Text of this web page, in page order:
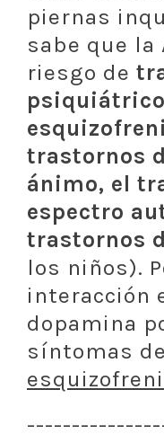
piernas
sabe que la
riesgo de
trastornos
ánimo, el
espectro
trastornos
los niños).
interacción
dopamina
síntomas